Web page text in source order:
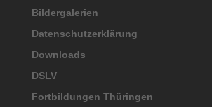
Bildergalerien
Datenschutzerklärung
Downloads
DSLV
Fortbildungen Thüringen